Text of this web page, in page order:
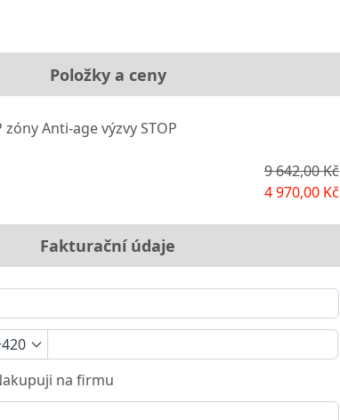
Položky a ceny
Anti-age výzvy STOP
9 642,00 Kč
4 970,00 Kč
Fakturační údaje
na firmu